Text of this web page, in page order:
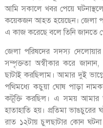
আমি সকালে খবর পেয়ে
কয়েকজন আহত হয়েছেন। জেলা
এ কাজ করেছে বলে তিনি জানতে
জেলা পরিষদের সদস্য
সম্পৃক্ততা অস্বীকার করে
ছাটাই করছিলাম। আমার দুই
পথিমধ্যে কচুয়া ঘোষ পাড়া
কটূক্তি করছিল। এ সময় আমার
হাতাহাতি হয়। প্রতিমা
রাত ১২টায় চুলছাটার কোন ঘটনা